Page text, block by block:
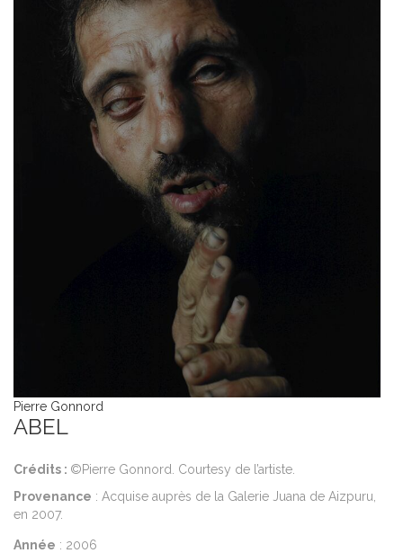
Pierre Gonnord
ABEL
Crédits : ©Pierre Gonnord. Courtesy de l’artiste.
Provenance : Acquise auprès de la Galerie Juana de Aizpuru,
en 2007.
Année : 2006